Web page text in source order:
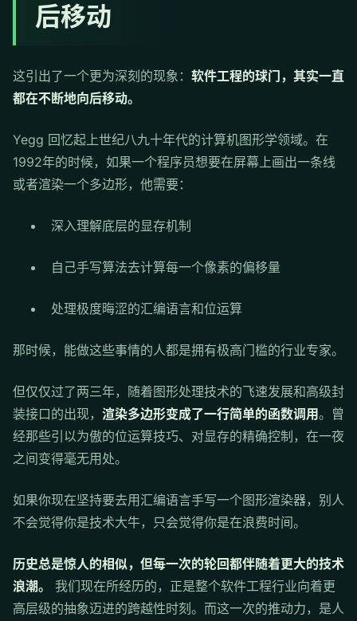
后移动
这引出了一个更为深刻的现象： 软件工程的球门，其实一直
都在不断地向后移动。
Yegg 回忆起上世纪八九十年代的计算机图形学领域。在
1992年的时候，如果一个程序员想要在屏幕上画出一条线
或者渲染一个多边形，他需要：
深入理解底层的显存机制
自己手写算法去计算每一个像素的偏移量
处理极度晦涩的汇编语言和位运算
那时候，能做这些事情的人都是拥有极高门槛的行业专家。
但仅仅过了两三年，随着图形处理技术的飞速发展和高级封
装接口的出现， 渲染多边形变成了一行简单的函数调用。曾
经那些引以为傲的位运算技巧、对显存的精确控制，在一夜
之间变得毫无用处。
如果你现在坚持要去用汇编语言手写一个图形渲染器，别人
不会觉得你是技术大牛，只会觉得你是在浪费时间。
历史总是惊人的相似，但每一次的轮回都伴随着更大的技术
浪潮。
我们现在所经历的，正是整个软件工程行业向着更
高层级的抽象迈进的跨越性时刻。而这一次的推动力，是人